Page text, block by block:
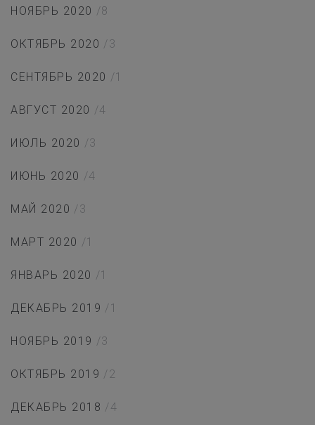
НОЯБРЬ 2020 /8
ОКТЯБРЬ 2020 /3
СЕНТЯБРЬ 2020 /1
АВГУСТ 2020 /4
ИЮЛЬ 2020 /3
ИЮНЬ 2020 /4
МАЙ 2020 /3
МАРТ 2020 /1
ЯНВАРЬ 2020 /1
ДЕКАБРЬ 2019 /1
НОЯБРЬ 2019 /3
ОКТЯБРЬ 2019 /2
ДЕКАБРЬ 2018 /4